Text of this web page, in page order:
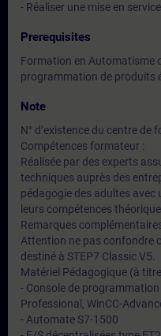
- Réaliser une mise en
Prerequisites
Formation en Automatisme
programmation de produits
Note
N° d’existence du centre de
Compétences formateur :
Réalisée par des experts
techniques auprès des
pédagogie des adultes
leurs compétences
Remarques
Attention ne pas confondre
destiné à STEP7 Classic V5.
Matériel Pédagogique (à
- Console de programmation
Professional, WinCC-
- Automate S7-1500